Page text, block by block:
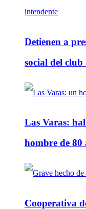
Detienen a
social del
Las Varas:
hombre de 80
Cooperativa